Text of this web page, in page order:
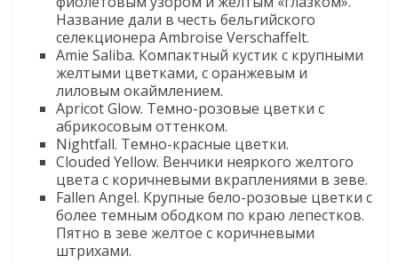
Название дали в честь бельгийского
селекционера Ambroise Verschaffelt.
Amie Saliba. Компактный кустик с крупными
желтыми цветками, с оранжевым и
лиловым окаймлением.
Apricot Glow. Темно-розовые цветки с
абрикосовым оттенком.
Nightfall. Темно-красные цветки.
Clouded Yellow. Венчики неяркого желтого
цвета с коричневыми вкраплениями в зеве.
Fallen Angel. Крупные бело-розовые цветки с
более темным ободком по краю лепестков.
Пятно в зеве желтое с коричневыми
штрихами.